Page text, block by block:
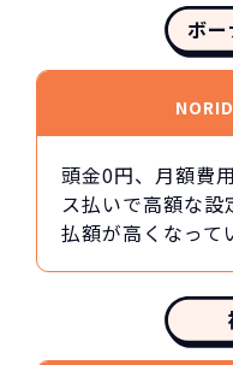
ボー
頭金0円、月額費
ス払いで高額な設
払額が高くなって